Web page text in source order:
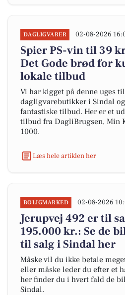
DAGLIGVARER 02-08-2026
Spier PS-vin til 39
Det Gode brød for
lokale tilbud
Vi har kigget på denne uges
dagligvarebutikker i Sindal
fantastiske tilbud. Her er et
tilbud fra DagliBrugsen, Min
1000.
Læs hele artiklen her
BOLIGMARKED 02-08-2026
Jerupvej 492 er til
195.000 kr.: Se de
til salg i Sindal her
Måske vil du ikke betale
eller måske leder du efter et
her finder du i hvert fald de
Sindal.